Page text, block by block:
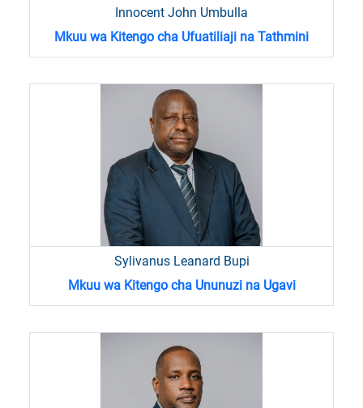
Innocent John Umbulla
Mkuu wa Kitengo cha Ufuatiliaji na Tathmini
Sylivanus Leanard Bupi
Mkuu wa Kitengo cha Ununuzi na Ugavi